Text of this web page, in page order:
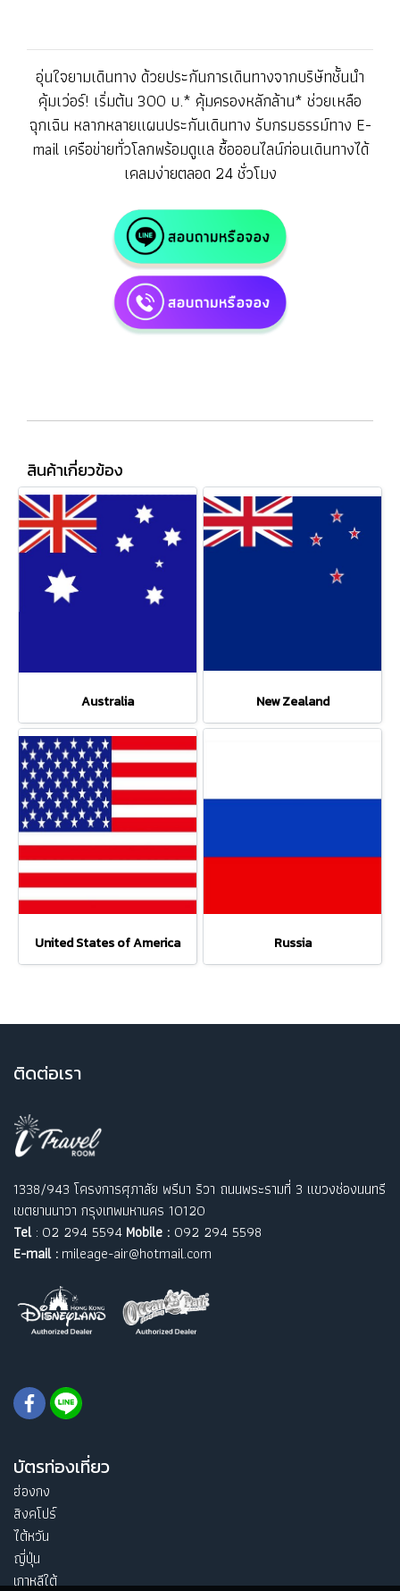
อุ่นใจยามเดินทาง ด้วยประกันการเดินทางจากบริษัทชั้นนำ
คุ้มเว่อร์! เริ่มต้น 300 บ.* คุ้มครองหลักล้าน* ช่วยเหลือ
ฉุกเฉิน หลากหลายแผนประกันเดินทาง รับกรมธรรม์ทาง E-
mail เครือข่ายทั่วโลกพร้อมดูแล ซื้อออนไลน์ก่อนเดินทางได้
เคลมง่ายตลอด 24 ชั่วโมง
สินค้าเกี่ยวข้อง
Australia New Zealand
United States of America Russia
ติดต่อเรา
1338/943 โครงการศุภาลัย พรีมา ริวา ถนนพระรามที่ 3 แขวงช่องนนทรี
เขตยานนาวา กรุงเทพมหานคร 10120
Tel: 02 294 5594 Mobile : 092 294 5598
E-mail : mileage-air@hotmail.com
บัตรท่องเที่ยว
ฮ่องกง
สิงคโปร์
ไต้หวัน
ญี่ปุ่น
เกาหลีใต้